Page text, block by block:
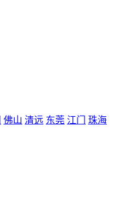
佛山 清远 东莞 江门 珠海